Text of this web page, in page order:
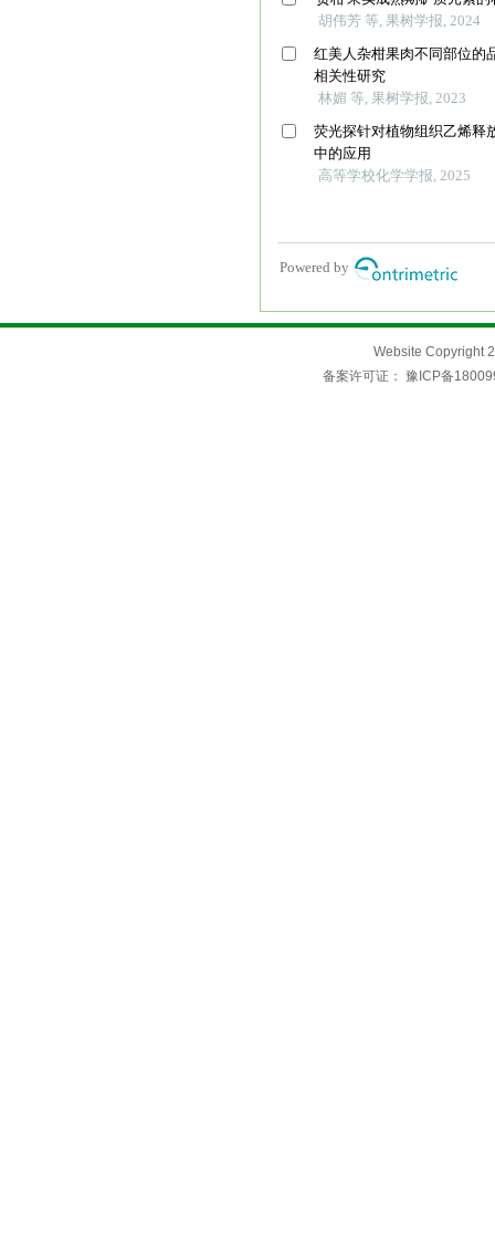
Website Copyright
备案许可证： 豫ICP备